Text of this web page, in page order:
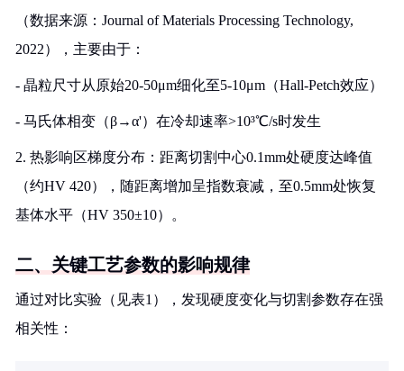
（数据来源：Journal of Materials Processing Technology,
2022），主要由于：
- 晶粒尺寸从原始20-50μm细化至5-10μm（Hall-Petch效应）
- 马氏体相变（β→α'）在冷却速率>10³℃/s时发生
2. 热影响区梯度分布：距离切割中心0.1mm处硬度达峰值
（约HV 420），随距离增加呈指数衰减，至0.5mm处恢复
基体水平（HV 350±10）。
二、关键工艺参数的影响规律
通过对比实验（见表1），发现硬度变化与切割参数存在强
相关性：